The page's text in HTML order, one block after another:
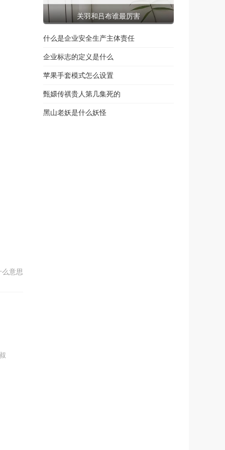
意思
关羽和吕布谁最厉害
什么是企业安全生产主体责任
企业标志的定义是什么
苹果手套模式怎么设置
甄嬛传祺贵人第几集死的
黑山老妖是什么妖怪